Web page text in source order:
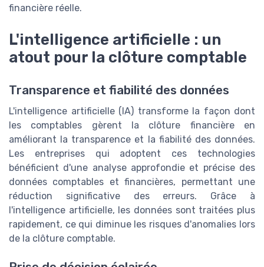
financière réelle.
L'intelligence artificielle : un
atout pour la clôture comptable
Transparence et fiabilité des données
L'intelligence artificielle (IA) transforme la façon dont
les comptables gèrent la clôture financière en
améliorant la transparence et la fiabilité des données.
Les entreprises qui adoptent ces technologies
bénéficient d'une analyse approfondie et précise des
données comptables et financières, permettant une
réduction significative des erreurs. Grâce à
l'intelligence artificielle, les données sont traitées plus
rapidement, ce qui diminue les risques d'anomalies lors
de la clôture comptable.